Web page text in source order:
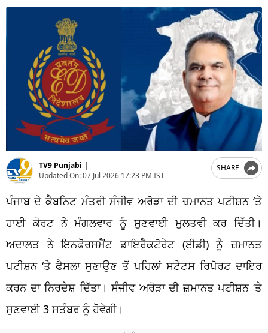
TV9 Punjabi |
Updated On:07 Jul 2026 17:23 PM IST
SHARE
ਪੰਜਾਬ ਦੇ ਕੈਬਨਿਟ ਮੰਤਰੀ ਸੰਜੀਵ ਅਰੋੜਾ ਦੀ ਜ਼ਮਾਨਤ ਪਟੀਸ਼ਨ ‘ਤੇ
ਹਾਈ ਕੋਰਟ ਨੇ ਮੰਗਲਵਾਰ ਨੂੰ ਸੁਣਵਾਈ ਮੁਲਤਵੀ ਕਰ ਦਿੱਤੀ।
ਅਦਾਲਤ ਨੇ ਇਨਫੋਰਸਮੈਂਟ ਡਾਇਰੈਕਟੋਰੇਟ (ਈਡੀ) ਨੂੰ ਜ਼ਮਾਨਤ
ਪਟੀਸ਼ਨ ‘ਤੇ ਫੈਸਲਾ ਸੁਣਾਉਣ ਤੋਂ ਪਹਿਲਾਂ ਸਟੇਟਸ ਰਿਪੋਰਟ ਦਾਇਰ
ਕਰਨ ਦਾ ਨਿਰਦੇਸ਼ ਦਿੱਤਾ। ਸੰਜੀਵ ਅਰੋੜਾ ਦੀ ਜ਼ਮਾਨਤ ਪਟੀਸ਼ਨ ‘ਤੇ
ਸੁਣਵਾਈ 3 ਸਤੰਬਰ ਨੂੰ ਹੋਵੇਗੀ।